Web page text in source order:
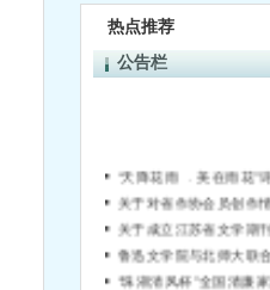
热点推荐
公告栏